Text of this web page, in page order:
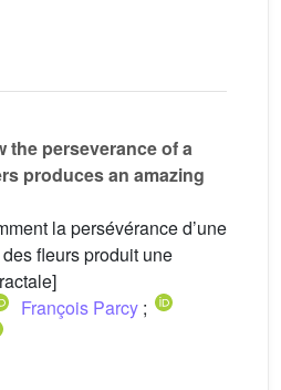
the perseverance of a
produces an amazing
la persévérance d’une
fleurs produit une
François Parcy ;